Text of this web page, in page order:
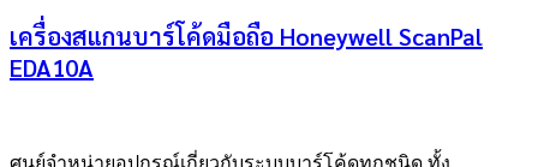
เครื่องสแกนบาร์โค้ดมือถือ Honeywell ScanPal
EDA10A